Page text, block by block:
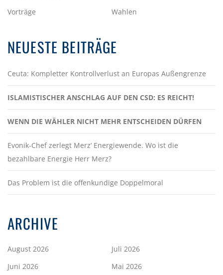
Vorträge
Wahlen
NEUESTE BEITRÄGE
Ceuta: Kompletter Kontrollverlust an Europas Außengrenze
ISLAMISTISCHER ANSCHLAG AUF DEN CSD: ES REICHT!
WENN DIE WÄHLER NICHT MEHR ENTSCHEIDEN DÜRFEN
Evonik-Chef zerlegt Merz‘ Energiewende. Wo ist die
bezahlbare Energie Herr Merz?
Das Problem ist die offenkundige Doppelmoral
ARCHIVE
August 2026
Juli 2026
Juni 2026
Mai 2026